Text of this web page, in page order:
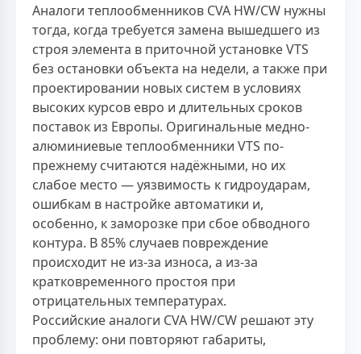
Аналоги теплообменников CVA HW/CW нужны
тогда, когда требуется замена вышедшего из
строя элемента в приточной установке VTS
без остановки объекта на недели, а также при
проектировании новых систем в условиях
высоких курсов евро и длительных сроков
поставок из Европы. Оригинальные медно-
алюминиевые теплообменники VTS по-
прежнему считаются надёжными, но их
слабое место — уязвимость к гидроударам,
ошибкам в настройке автоматики и,
особенно, к заморозке при сбое обводного
контура. В 85% случаев повреждение
происходит не из-за износа, а из-за
кратковременного простоя при
отрицательных температурах.
Российские аналоги CVA HW/CW решают эту
проблему: они повторяют габариты,